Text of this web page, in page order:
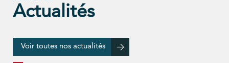
Actualités
Voir toutes nos actualités